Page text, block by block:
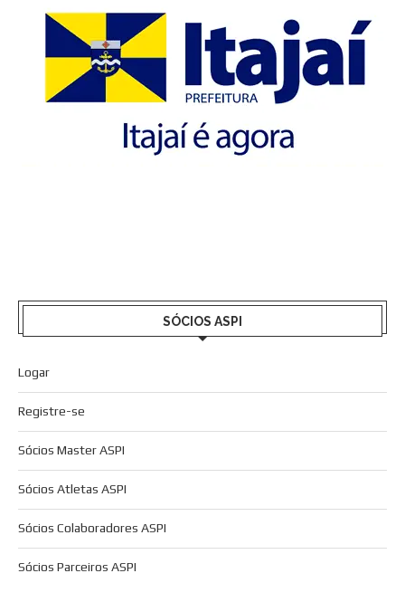
SÓCIOS ASPI
Logar
Registre-se
Sócios Master ASPI
Sócios Atletas ASPI
Sócios Colaboradores ASPI
Sócios Parceiros ASPI